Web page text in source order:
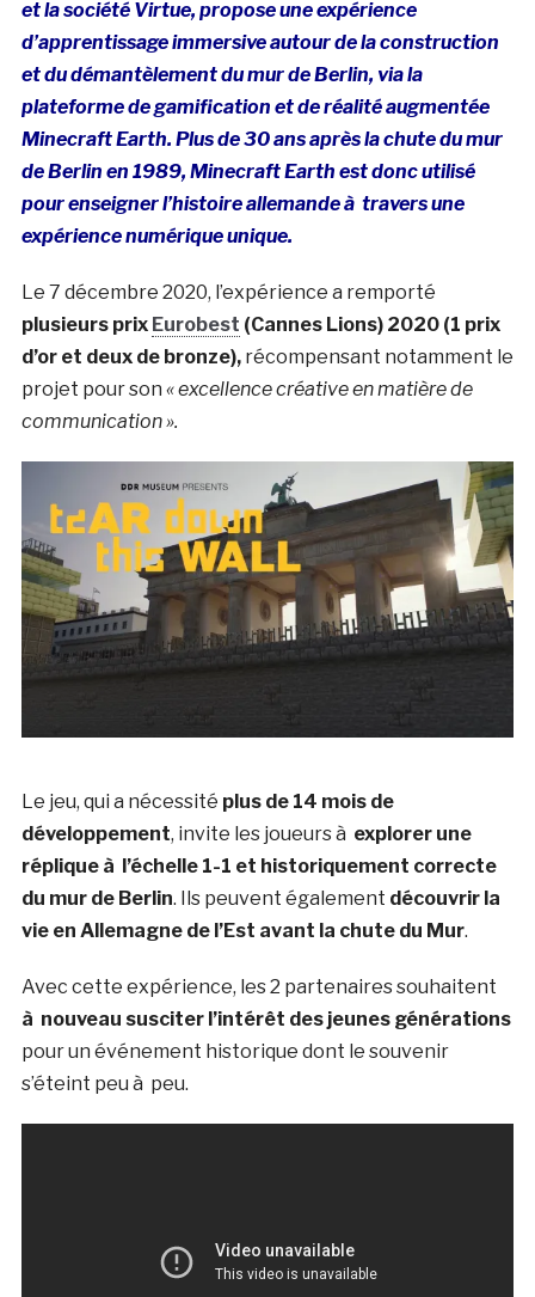
et la société Virtue, propose une expérience
d’apprentissage immersive autour de la construction
et du démantèlement du mur de Berlin, via la
plateforme de gamification et de réalité augmentée
Minecraft Earth. Plus de 30 ans après la chute du mur
de Berlin en 1989, Minecraft Earth est donc utilisé
pour enseigner l’histoire allemande à travers une
expérience numérique unique.
Le 7 décembre 2020, l’expérience a remporté
plusieurs prix Eurobest (Cannes Lions) 2020 (1 prix
d’or et deux de bronze),récompensant notamment le
projet pour son « excellence créative en matière de
communication ».
Le jeu, qui a nécessité plus de 14 mois de
développement, invite les joueurs à explorer une
réplique à l’échelle 1-1 et historiquement correcte
du mur de Berlin. Ils peuvent également découvrir la
vie en Allemagne de l’Est avant la chute du Mur.
Avec cette expérience, les 2 partenaires souhaitent
à nouveau susciter l’intérêt des jeunes générations
pour un événement historique dont le souvenir
s’éteint peu à peu.